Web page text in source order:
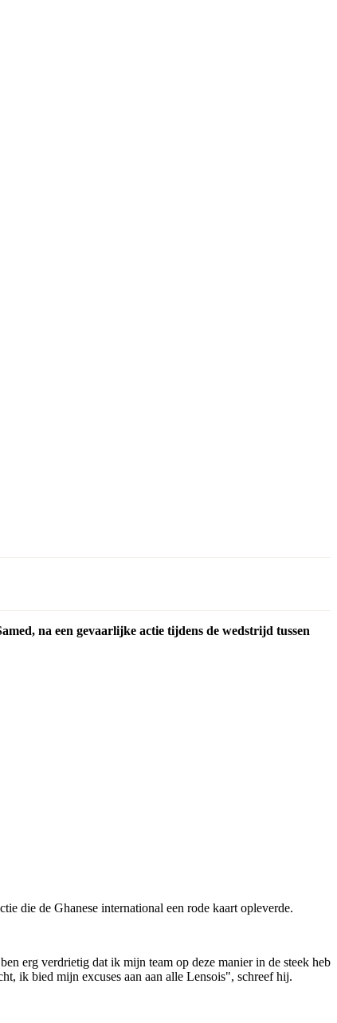
na een gevaarlijke actie tijdens de wedstrijd tussen
die de Ghanese international een rode kaart opleverde.
erg verdrietig dat ik mijn team op deze manier in de steek heb
ik bied mijn excuses aan aan alle Lensois", schreef hij.